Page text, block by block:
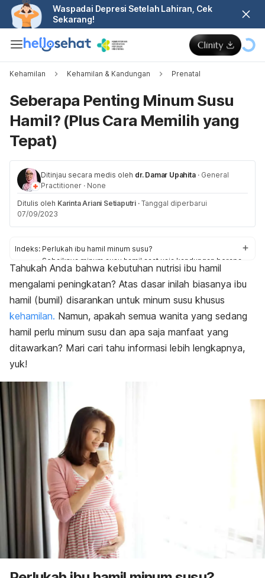
Waspadai Depresi Setelah Lahiran, Cek
Sekarang!
Kehamilan Kehamilan & Kandungan Prenatal
Seberapa Penting Minum Susu
Hamil? (Plus Cara Memilih yang
Tepat)
Ditinjau secara medis oleh dr. Damar Upahita · General
Practitioner · None
Ditulis oleh Karinta Ariani Setiaputri · Tanggal diperbarui
07/09/2023
Indeks: Perlukah ibu hamil minum susu?
Sebaiknya minum susu hamil saat usia kandungan berapa
bulan?
Bagaimana cara tahu susu yang bagus untuk ibu hamil?
Selain susu, penuhi nutrisi ibu hamil dari makanan harian
Tahukah Anda bahwa kebutuhan nutrisi ibu hamil
mengalami peningkatan? Atas dasar inilah biasanya ibu
hamil (bumil) disarankan untuk minum susu khusus
kehamilan. Namun, apakah semua wanita yang sedang
hamil perlu minum susu dan apa saja manfaat yang
ditawarkan? Mari cari tahu informasi lebih lengkapnya,
yuk!